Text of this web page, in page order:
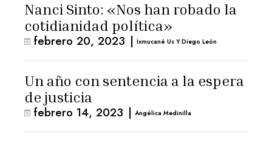
Nanci Sinto: «Nos han robado la
cotidianidad política»
febrero 20, 2023 | Ixmucané Us Y Diego León
Un año con sentencia a la espera
de justicia
febrero 14, 2023 | Angélica Medinilla